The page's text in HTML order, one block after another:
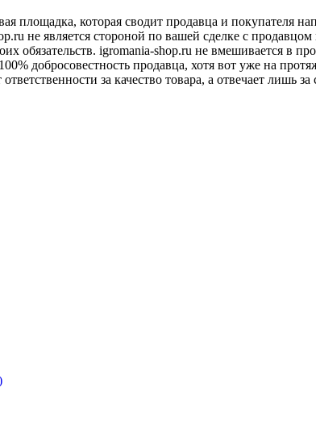
площадка, которая сводит продавца и покупателя
не является стороной по вашей сделке с
обязательств. igromania-shop.ru не вмешивается в
добросовестность продавца, хотя вот уже на
за качество товара, а отвечает лишь